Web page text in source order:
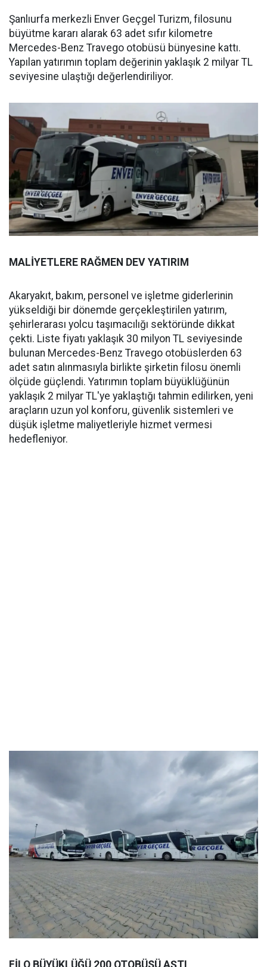
Şanlıurfa merkezli Enver Geçgel Turizm, filosunu
büyütme kararı alarak 63 adet sıfır kilometre
Mercedes-Benz Travego otobüsü bünyesine kattı.
Yapılan yatırımın toplam değerinin yaklaşık 2 milyar TL
seviyesine ulaştığı değerlendiriliyor.
MALİYETLERE RAĞMEN DEV YATIRIM
Akaryakıt, bakım, personel ve işletme giderlerinin
yükseldiği bir dönemde gerçekleştirilen yatırım,
şehirlerarası yolcu taşımacılığı sektöründe dikkat
çekti. Liste fiyatı yaklaşık 30 milyon TL seviyesinde
bulunan Mercedes-Benz Travego otobüslerden 63
adet satın alınmasıyla birlikte şirketin filosu önemli
ölçüde güçlendi. Yatırımın toplam büyüklüğünün
yaklaşık 2 milyar TL'ye yaklaştığı tahmin edilirken, yeni
araçların uzun yol konforu, güvenlik sistemleri ve
düşük işletme maliyetleriyle hizmet vermesi
hedefleniyor.
FİLO BÜYÜKLÜĞÜ 200 OTOBÜSÜ AŞTI